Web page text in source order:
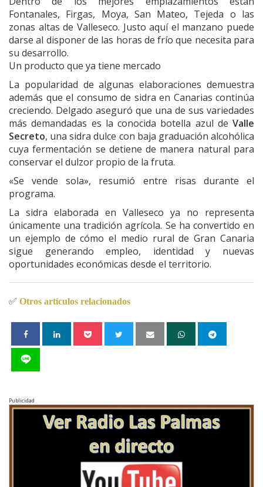
Fontanales, Firgas, Moya, San Mateo, Tejeda o las
zonas altas de Valleseco. Justo aquí el manzano puede
darse al disponer de las horas de frío que necesita para
su desarrollo.
Un producto que ya tiene mercado
La popularidad de algunas elaboraciones demuestra
además que el consumo de sidra en Canarias continúa
creciendo. Delgado aseguró que una de sus variedades
más demandadas es la conocida botella azul de Valle
Secreto, una sidra dulce con baja graduación alcohólica
cuya fermentación se detiene de manera natural para
conservar el dulzor propio de la fruta.
«Se vende sola», resumió entre risas durante el
programa.
La sidra elaborada en Valleseco ya no representa
únicamente una tradición agrícola. Se ha convertido en
un ejemplo de cómo el medio rural de Gran Canaria
sigue generando empleo, identidad y nuevas
oportunidades económicas desde el territorio.
✅ Otros artículos relacionados
Publicidad